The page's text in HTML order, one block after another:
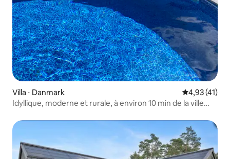
Villa ⋅ Danmark Évaluation
4,93 (41)
Idyllique, moderne et rurale, à environ 10 min de la ville